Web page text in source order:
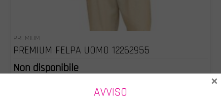
PREMIUM
PREMIUM FELPA UOMO 12262955
Non disponibile
AVVISO
×